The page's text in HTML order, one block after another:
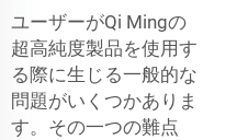
ユーザーがQi Mingの
超高純度製品を使用す
る際に生じる一般的な
問題がいくつかありま
す。その一つの難点